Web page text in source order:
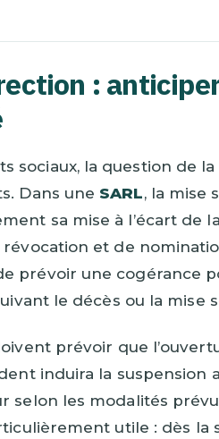
:
sociaux, la question de
Dans une SARL, la mise
sa mise à l’écart de
et de
prévoir une cogérance
le décès ou la mise
prévoir que
induira la suspension
selon les modalités
utile : dès la